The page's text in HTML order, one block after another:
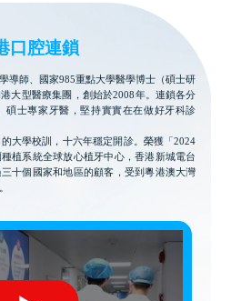
口腔連鎖
導師、國家985重點大學醫學博士（碩士研
大型醫療集團，創始於2008年。連鎖各分
碩士專家牙醫，堅持實實在在做好牙科診
大學校訓，十六年穩定開診。榮獲「2024
植系統全球放心植牙中心，香港新城電台
十個國家和地區的顧客，受到粵港澳大灣